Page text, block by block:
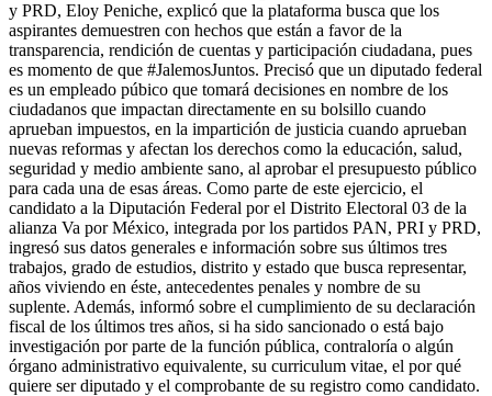
y PRD, Eloy Peniche, explicó que la plataforma busca que los
aspirantes demuestren con hechos que están a favor de la
transparencia, rendición de cuentas y participación ciudadana, pues
es momento de que #JalemosJuntos. Precisó que un diputado federal
es un empleado púbico que tomará decisiones en nombre de los
ciudadanos que impactan directamente en su bolsillo cuando
aprueban impuestos, en la impartición de justicia cuando aprueban
nuevas reformas y afectan los derechos como la educación, salud,
seguridad y medio ambiente sano, al aprobar el presupuesto público
para cada una de esas áreas. Como parte de este ejercicio, el
candidato a la Diputación Federal por el Distrito Electoral 03 de la
alianza Va por México, integrada por los partidos PAN, PRI y PRD,
ingresó sus datos generales e información sobre sus últimos tres
trabajos, grado de estudios, distrito y estado que busca representar,
años viviendo en éste, antecedentes penales y nombre de su
suplente. Además, informó sobre el cumplimiento de su declaración
fiscal de los últimos tres años, si ha sido sancionado o está bajo
investigación por parte de la función pública, contraloría o algún
órgano administrativo equivalente, su curriculum vitae, el por qué
quiere ser diputado y el comprobante de su registro como candidato.